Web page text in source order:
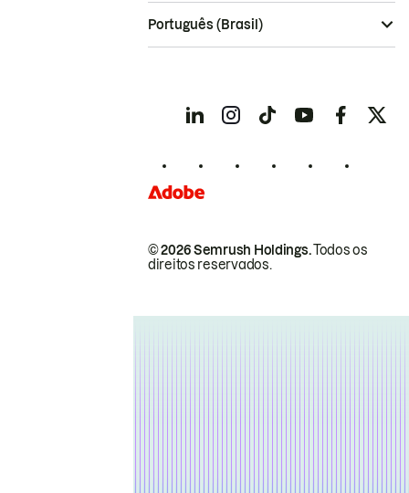
© 2026 Semrush Holdings.Todos os
direitos reservados.
Português (Brasil)